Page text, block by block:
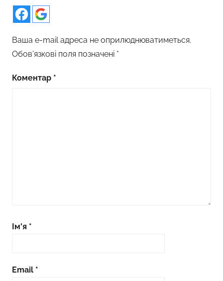
Ваша e-mail адреса не оприлюднюватиметься.
Обов’язкові поля позначені *
Коментар *
Ім'я *
Email *